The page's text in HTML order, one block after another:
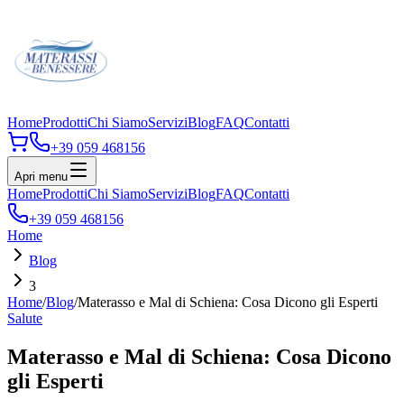
HomeProdottiChi SiamoServiziBlogFAQContatti
+39 059 468156
Apri menu
HomeProdottiChi SiamoServiziBlogFAQContatti
+39 059 468156
Home
Blog
3
Home/Blog/Materasso e Mal di Schiena: Cosa Dicono gli Esperti
Salute
Materasso e Mal di Schiena: Cosa Dicono
gli Esperti